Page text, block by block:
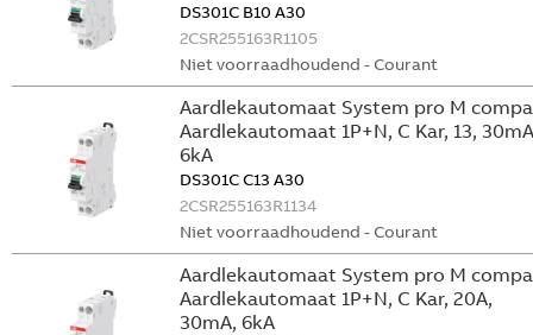
DS301C B10 A30
2CSR255163R1105
Niet voorraadhoudend - Courant
Aardlekautomaat System pro M
Aardlekautomaat 1P+N, C Kar, 13,
6kA
DS301C C13 A30
2CSR255163R1134
Niet voorraadhoudend - Courant
Aardlekautomaat System pro M
Aardlekautomaat 1P+N, C Kar, 20A,
30mA, 6kA